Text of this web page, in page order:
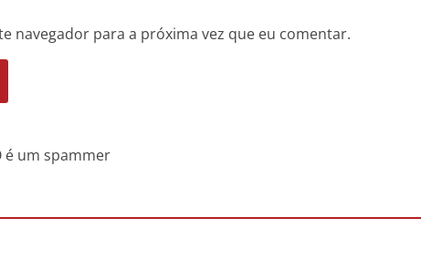
navegador para a próxima vez que eu comentar.
é um spammer